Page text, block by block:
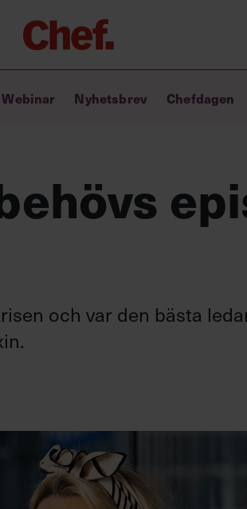
Chefakademin+
Lyft ditt ledarskap med C+
Ledarskapstest
Chef GPT – din chefsassistent i
Webinar Nyhetsbrev Chefdagen
och var den bästa